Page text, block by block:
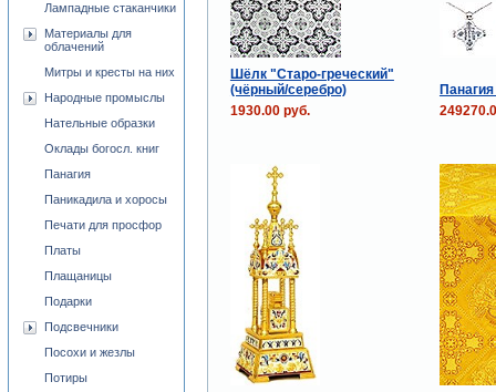
Шёлк "Старо-греческий"
(чёрный/серебро)
Панагия
1930.00 руб.
Лампадные стаканчики
Материалы для
облачений
Митры и кресты на них
Народные промыслы
Нательные образки
Оклады богосл. книг
Панагия
Паникадила и хоросы
Печати для просфор
Платы
Плащаницы
Подарки
Подсвечники
Посохи и жезлы
Потиры